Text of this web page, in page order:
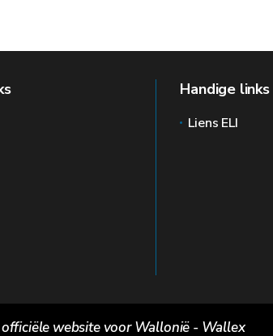
Handige links
Liens ELI
officiële website voor Wallonië - Wallex